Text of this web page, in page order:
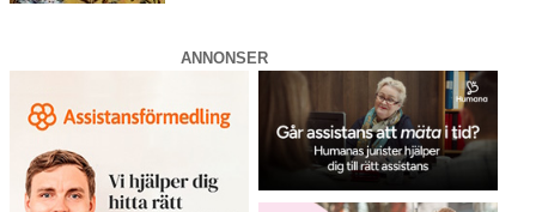
ANNONSER